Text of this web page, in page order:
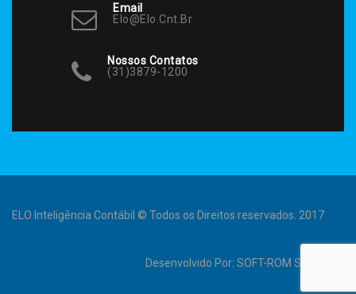
Email
Elo@elo.cnt.br
Nossos Contatos
(31)3879-1200
ELO Inteligência Contábil © Todos os Direitos reservados. 2017
Desenvolvido Por: SOFT-ROM Sistemas